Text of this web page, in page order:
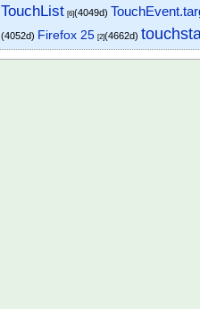
TouchList [6](4049d)
(4052d) Firefox 25 [2](4662d)